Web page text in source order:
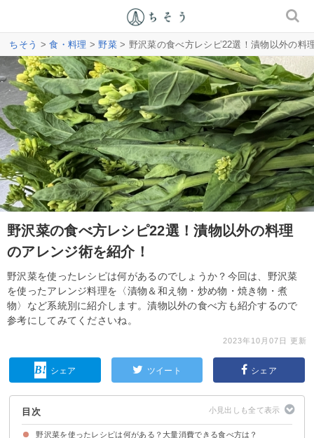
ちそう >食・料理 >野菜> 野沢菜の食べ方レシピ22選！漬物以外の料
野沢菜の食べ方レシピ22選！漬物以外の料理
のアレンジ術を紹介！
野沢菜を使ったレシピは何があるのでしょうか？今回は、野沢菜
を使ったアレンジ料理を〈漬物＆和え物・炒め物・焼き物・煮
物〉など系統別に紹介します。漬物以外の食べ方も紹介するので
参考にしてみてくださいね。
2023年10月07日 更新
シェア ツイート シェア
目次
野沢菜を使ったレシピは何がある？大量消費できる食べ方は？